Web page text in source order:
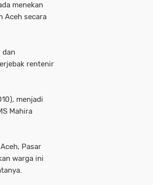
menekan
Aceh secara
dan
rentenir
menjadi
Mahira
Pasar
warga ini